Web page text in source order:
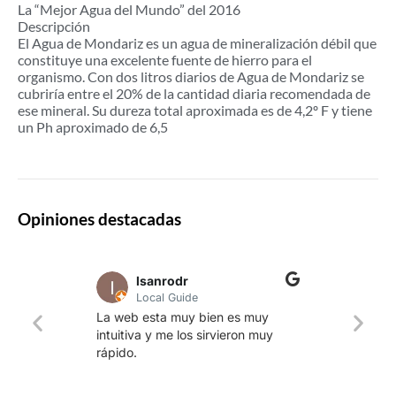
La “Mejor Agua del Mundo” del 2016
Descripción
El Agua de Mondariz es un agua de mineralización débil que
constituye una excelente fuente de hierro para el
organismo. Con dos litros diarios de Agua de Mondariz se
cubriría entre el 20% de la cantidad diaria recomendada de
ese mineral. Su dureza total aproximada es de 4,2º F y tiene
un Ph aproximado de 6,5
Opiniones destacadas
lsanrodr
Local Guide
La web esta muy bien es muy
intuitiva y me los sirvieron muy
rápido.